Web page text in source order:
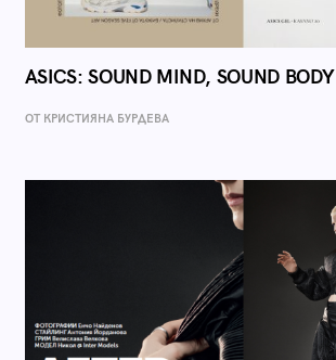
ASICS: SOUND MIND, SOUND BODY
ОТ КРИСТИЯНА БУРДЕВА